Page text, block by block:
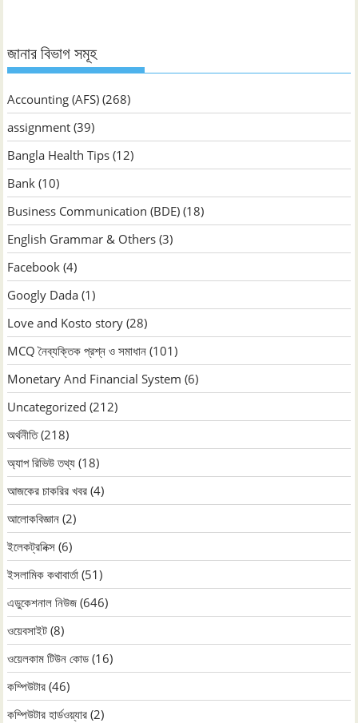
জানার বিভাগ সমূহ
Accounting (AFS) (268)
assignment (39)
Bangla Health Tips (12)
Bank (10)
Business Communication (BDE) (18)
English Grammar & Others (3)
Facebook (4)
Googly Dada (1)
Love and Kosto story (28)
MCQ নৈব্যক্তিক প্রশ্ন ও সমাধান (101)
Monetary And Financial System (6)
Uncategorized (212)
অর্থনীতি(218)
অ্যাপ রিভিউ তথ্য (18)
আজকের চাকরির খবর (4)
আলোকবিজ্ঞান (2)
ইলেকট্রনিক্স (6)
ইসলামিক কথাবার্তা (51)
এডুকেশনাল নিউজ (646)
ওয়েবসাইট (8)
ওয়েলকাম টিউন কোড (16)
কম্পিউটার (46)
কম্পিউটার হার্ডওয়্যার (2)